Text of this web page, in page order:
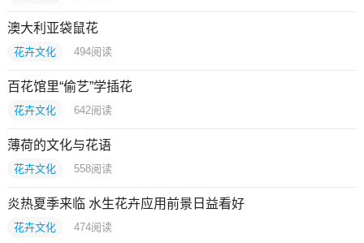
澳大利亚袋鼠花
花卉文化 494阅读
百花馆里“偷艺”学插花
花卉文化 642阅读
薄荷的文化与花语
花卉文化 558阅读
炎热夏季来临 水生花卉应用前景日益看好
花卉文化 474阅读